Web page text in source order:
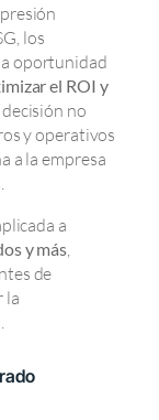
los
oportunidad
el ROI y
decisión no
y operativos
a la empresa
a
y más
de
la